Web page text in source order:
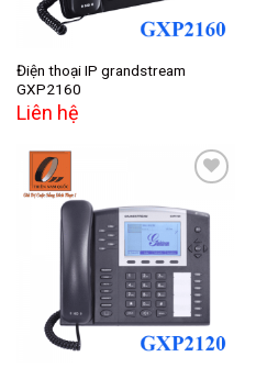
Điện thoại IP grandstream
GXP2160
Liên hệ
Add to
wishlist